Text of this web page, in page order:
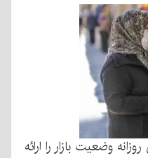
وضعیت بازار را ارائه